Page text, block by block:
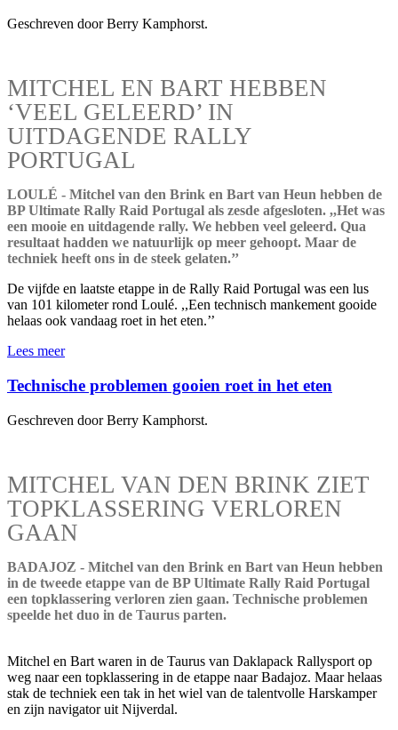
Geschreven door Berry Kamphorst.
MITCHEL EN BART HEBBEN
‘VEEL GELEERD’ IN
UITDAGENDE RALLY
PORTUGAL
LOULÉ - Mitchel van den Brink en Bart van Heun hebben de
BP Ultimate Rally Raid Portugal als zesde afgesloten. ,,Het was
een mooie en uitdagende rally. We hebben veel geleerd. Qua
resultaat hadden we natuurlijk op meer gehoopt. Maar de
techniek heeft ons in de steek gelaten.’’
De vijfde en laatste etappe in de Rally Raid Portugal was een lus
van 101 kilometer rond Loulé. ,,Een technisch mankement gooide
helaas ook vandaag roet in het eten.’’
Lees meer
Technische problemen gooien roet in het eten
Geschreven door Berry Kamphorst.
MITCHEL VAN DEN BRINK ZIET
TOPKLASSERING VERLOREN
GAAN
BADAJOZ - Mitchel van den Brink en Bart van Heun hebben
in de tweede etappe van de BP Ultimate Rally Raid Portugal
een topklassering verloren zien gaan. Technische problemen
speelde het duo in de Taurus parten.
Mitchel en Bart waren in de Taurus van Daklapack Rallysport op
weg naar een topklassering in de etappe naar Badajoz. Maar helaas
stak de techniek een tak in het wiel van de talentvolle Harskamper
en zijn navigator uit Nijverdal.